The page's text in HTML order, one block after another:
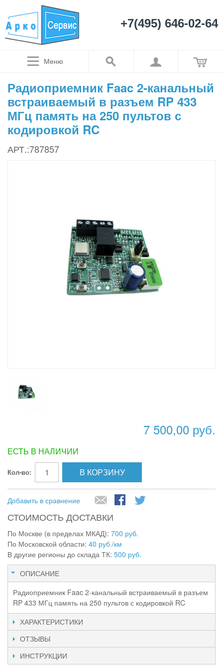
+7(495) 646-02-64
Меню
Радиоприемник Faac 2-канальный
встраиваемый в разъем RP 433
МГц память на 250 пультов с
кодировкой RC
АРТ.:787857
7 500,00 руб.
ЕСТЬ В НАЛИЧИИ
Кол-во: В КОРЗИНУ
Добавить в сравнение
СТОИМОСТЬ ДОСТАВКИ
По Москве (в пределах МКАД): 700 руб.
По Московской области: 40 руб./км
В другие регионы до склада ТК: 500 руб.
ОПИСАНИЕ
Радиоприемник Faac 2-канальный встраиваемый в разъем
RP 433 МГц память на 250 пультов с кодировкой RC
ХАРАКТЕРИСТИКИ
ОТЗЫВЫ
ИНСТРУКЦИИ